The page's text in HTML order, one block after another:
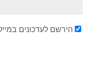
הירשם לעדכונים